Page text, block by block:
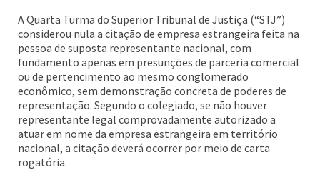
A Quarta Turma do Superior Tribunal de Justiça (“STJ”)
considerou nula a citação de empresa estrangeira feita na
pessoa de suposta representante nacional, com
fundamento apenas em presunções de parceria comercial
ou de pertencimento ao mesmo conglomerado
econômico, sem demonstração concreta de poderes de
representação. Segundo o colegiado, se não houver
representante legal comprovadamente autorizado a
atuar em nome da empresa estrangeira em território
nacional, a citação deverá ocorrer por meio de carta
rogatória.